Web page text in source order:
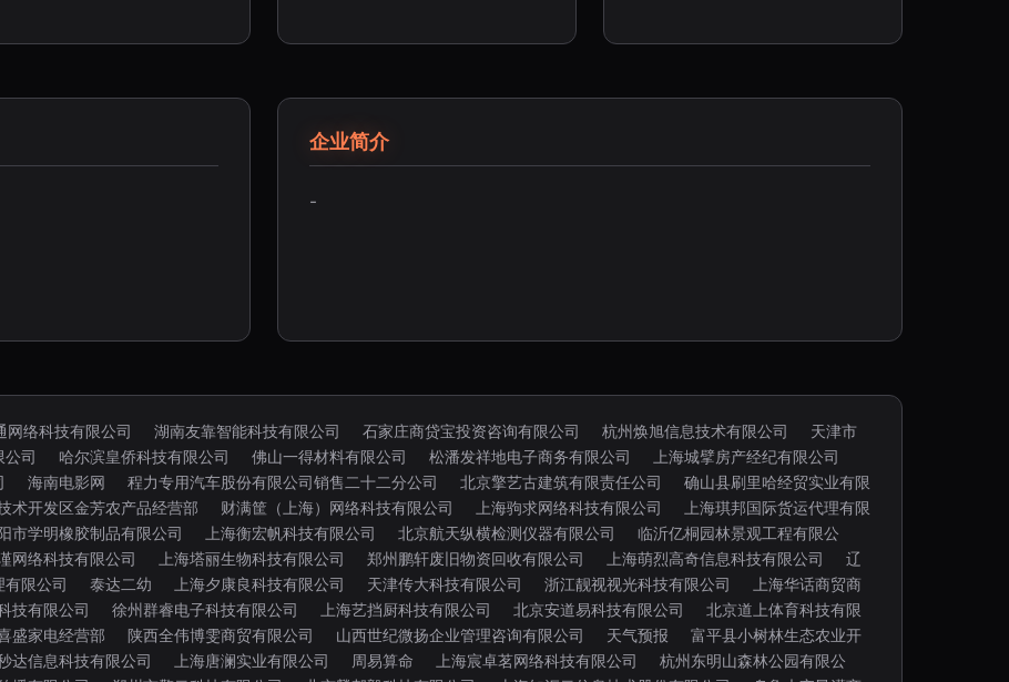
企业简介
-
网络科技有限公司 湖南友靠智能科技有限公司 石家庄商贷宝投资咨询有限公司 杭州焕旭信息技术有限公司
天津市
公司 哈尔滨皇侨科技有限公司 佛山一得材料有限公司 松潘发祥地电子商务有限公司
上海城擘房产经纪有限公司
海南电影网 程力专用汽车股份有限公司销售二十二分公司 北京擎艺古建筑有限责任公司
确山县刷里哈经贸实业有限
术开发区金芳农产品经营部 财满筐（上海）网络科技有限公司 上海驹求网络科技有限公司
上海琪邦国际货运代理有限
市学明橡胶制品有限公司 上海衡宏帆科技有限公司 北京航天纵横检测仪器有限公司
临沂亿桐园林景观工程有限公
网络科技有限公司 上海塔丽生物科技有限公司 郑州鹏轩废旧物资回收有限公司 上海萌烈高奇信息科技有限公司
辽
限公司 泰达二幼 上海夕康良科技有限公司 天津传大科技有限公司 浙江靓视视光科技有限公司
上海华话商贸商
技有限公司 徐州群睿电子科技有限公司 上海艺挡厨科技有限公司 北京安道易科技有限公司
北京道上体育科技有限
盛家电经营部 陕西全伟博雯商贸有限公司 山西世纪微扬企业管理咨询有限公司 天气预报
富平县小树林生态农业开
达信息科技有限公司 上海唐澜实业有限公司 周易算命 上海宸卓茗网络科技有限公司
杭州东明山森林公园有限公